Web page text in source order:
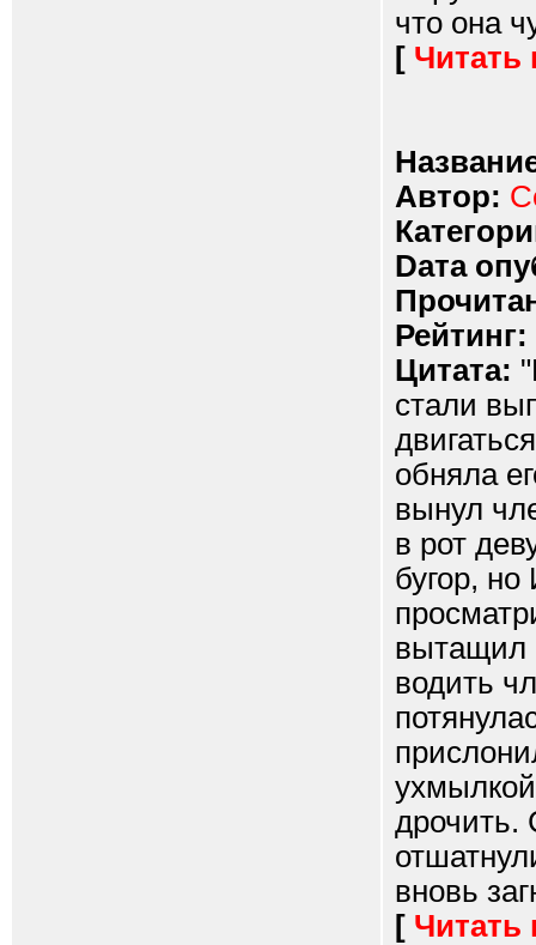
что она
[ Читать
Автор:
Dата
Рейтинг:
Цитата:
стали
обняла
вынул
в рот
бугор,
вытащил
водить
дрочить.
вновь
[ Читать